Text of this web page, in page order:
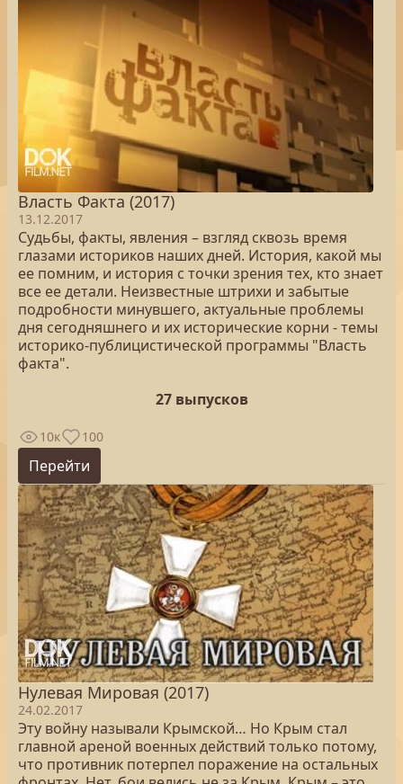
Власть Факта (2017)
13.12.2017
Судьбы, факты, явления – взгляд сквозь время
глазами историков наших дней. История, какой мы
ее помним, и история с точки зрения тех, кто знает
все ее детали. Неизвестные штрихи и забытые
подробности минувшего, актуальные проблемы
дня сегодняшнего и их исторические корни - темы
историко-публицистической программы "Власть
факта".
27 выпусков
10к 100
Перейти
Нулевая Мировая (2017)
24.02.2017
Эту войну называли Крымской… Но Крым стал
главной ареной военных действий только потому,
что противник потерпел поражение на остальных